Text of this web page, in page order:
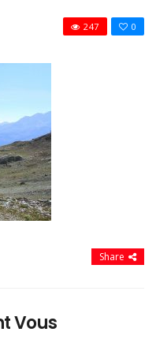
0
247
Share
Vous